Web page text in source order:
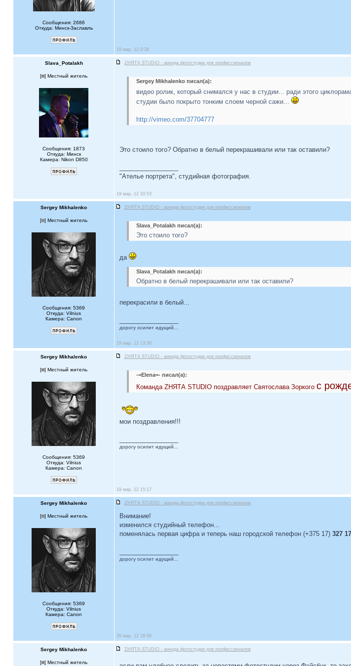
Сообщения: 2686
Откуда: Минск-Заславль
19 мар, 12 0:28
Slava_Potalakh ZНЯТА STUDIO - аренда фотостудии для профессионалов
[ ] Местный житель
Сообщения: 1873
Откуда: Минск
Камера: Nikon D850
Sergey Mikhalenko писал(а):
видео ролик, который снимался у нас в студии... ради этого
студии было покрыто тонким слоем черной сажи...
http://vimeo.com/37704777
Это стоило того? Обратно в белый перекрашивали или так оставили?
"Ателье портрета", студийная фотография.
19 мар, 12 10:53
Sergey Mikhalenko ZНЯТА STUDIO - аренда фотостудии для профессионалов
[ ] Местный житель
Сообщения: 5369
Откуда: Vilnius
Камера: Canon
Slava_Potalakh писал(а):
Это стоило того?
да
Slava_Potalakh писал(а):
Обратно в белый перекрашивали или так оставили?
перекрасили в белый...
дорогу осилит идущий...
19 мар, 12 13:30
Sergey Mikhalenko ZНЯТА STUDIO - аренда фотостудии для профессионалов
[ ] Местный житель
Сообщения: 5369
Откуда: Vilnius
Камера: Canon
-=Elena=- писал(а):
Команда ZНЯТА STUDIO поздравляет Святослава Зоркого с
мои поздравления!!!
дорогу осилит идущий...
19 мар, 12 15:17
Sergey Mikhalenko ZНЯТА STUDIO - аренда фотостудии для профессионалов
[ ] Местный житель
Сообщения: 5369
Откуда: Vilnius
Камера: Canon
Внимание!
изменился студийный телефон...
поменялась первая цифра и теперь наш городской телефон (+375 17) 327
дорогу осилит идущий...
20 мар, 12 16:59
Sergey Mikhalenko ZНЯТА STUDIO - аренда фотостудии для профессионалов
[ ] Местный житель